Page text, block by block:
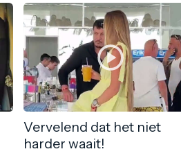
Vervelend dat het niet
harder waait!